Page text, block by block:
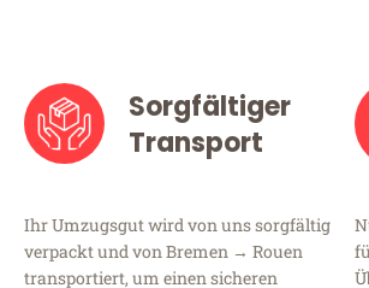
Sorgfältiger
Transport
Ihr Umzugsgut wird von uns sorgfältig
verpackt und von Bremen → Rouen
transportiert, um einen sicheren